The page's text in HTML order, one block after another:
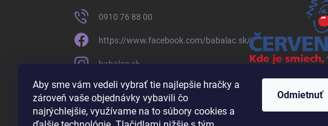
Aby sme vám vedeli vybrať tie najlepšie hračky a
zároveň vaše objednávky vybavili čo
najrýchlejšie, využívame na to súbory cookies a
Odmietnuť
0910 76 88 00
https://www.facebook.com/babalac.sk/
babalac.sk
https://www.youtube.com/channel/UCDopHnCr2YHJc84-
zh19ZXA